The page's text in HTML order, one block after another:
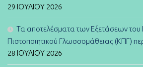
29 ΙΟΥΛΊΟΥ 2026
Τα αποτελέσματα των Εξετάσεων του
Πιστοποιητικού Γλωσσομάθειας (ΚΠΓ)
28 ΙΟΥΛΊΟΥ 2026